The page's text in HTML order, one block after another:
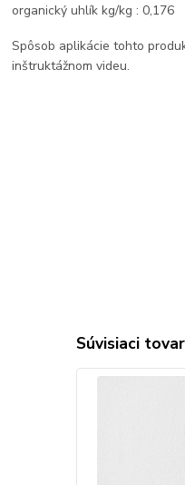
organický uhlík kg/kg : 0,176
Spôsob aplikácie tohto
inštruktážnom videu.
Súvisiaci tovar